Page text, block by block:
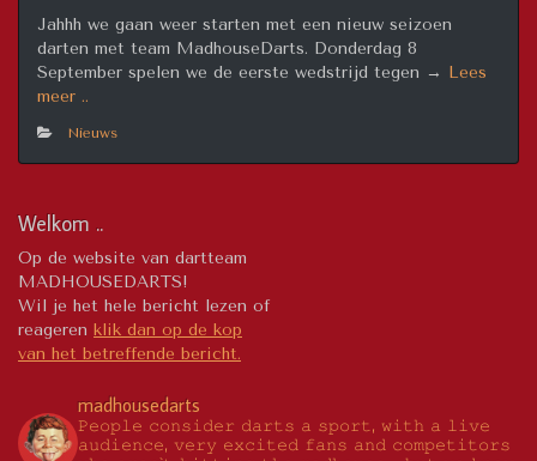
Jahhh we gaan weer starten met een nieuw seizoen
darten met team MadhouseDarts. Donderdag 8
September spelen we de eerste wedstrijd tegen → Lees
meer ..
weer
..”
Nieuws
Welkom ..
Op de website van dartteam
MADHOUSEDARTS!
Wil je het hele bericht lezen of
reageren klik dan op de kop
van het betreffende bericht.
madhousedarts
𝙿𝚎𝚘𝚙𝚕𝚎 𝚌𝚘𝚗𝚜𝚒𝚍𝚎𝚛 𝚍𝚊𝚛𝚝𝚜 𝚊 𝚜𝚙𝚘𝚛𝚝, 𝚠𝚒𝚝𝚑 𝚊 𝚕𝚒𝚟𝚎
𝚊𝚞𝚍𝚒𝚎𝚗𝚌𝚎, 𝚟𝚎𝚛𝚢 𝚎𝚡𝚌𝚒𝚝𝚎𝚍 𝚏𝚊𝚗𝚜 𝚊𝚗𝚍 𝚌𝚘𝚖𝚙𝚎𝚝𝚒𝚝𝚘𝚛𝚜